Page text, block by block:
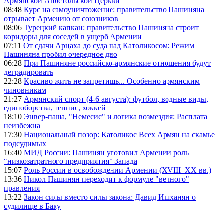
08:48 Курс на самоуничтожение: правительство Пашиняна
отрывает Армению от союзников
08:06 Турецкий капкан: правительство Пашиняна строит
коридоры для соседей в ущерб Армении
07:11 От сдачи Арцаха до суда над Католикосом: Режим
Пашиняна пробил очередное дно
06:28 При Пашиняне российско-армянские отношения будут
деградировать
22:28 Красиво жить не запретишь... Особенно армянским
чиновникам
21:27 Армянский спорт (4-6 августа): футбол, водные виды,
единоборства, теннис, хоккей
18:10 Энвер-паша, "Немесис" и логика возмездия: Расплата
неизбежна
17:30 Национальный позор: Католикос Всех Армян на скамье
подсудимых
16:40 МИД России: Пашинян уготовил Армении роль
"низкозатратного предприятия" Запада
15:07 Роль России в освобождении Армении (XVIII–XX вв.)
13:36 Никол Пашинян переходит к формуле "вечного"
правления
13:22 Закон силы вместо силы закона: Давид Ишханян о
судилище в Баку